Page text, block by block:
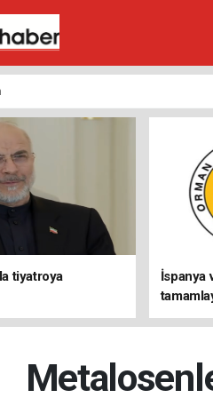
tiyatroya
İspanya
döndü